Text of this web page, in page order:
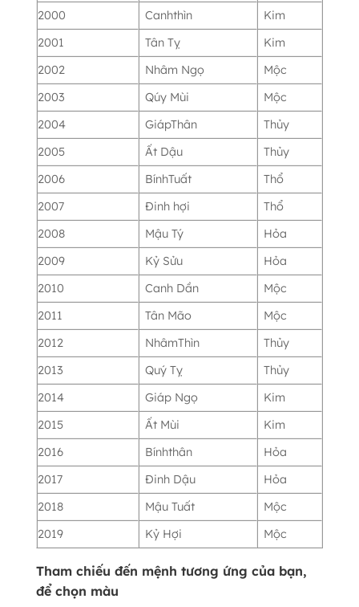
2000 Canhthìn
Kim
2001
Tân Tỵ
Kim
2002
Nhâm Ngọ
Mộc
2003
Qúy Mùi
Mộc
2004
GiápThân
Thủy
2005
Ất Dậu
Thủy
2006
BínhTuất
Thổ
2007
Đinh hợi
Thổ
2008
Mậu Tý
Hỏa
2009
Kỷ Sửu
Hỏa
2010
Canh Dần
Mộc
2011
Tân Mão
Mộc
2012
NhâmThìn
Thủy
2013
Quý Tỵ
Thủy
2014
Giáp Ngọ
Kim
2015
Ất Mùi
Kim
2016
Bínhthân
Hỏa
2017
Đinh Dậu
Hỏa
2018
Mậu Tuất
Mộc
2019
Kỷ Hợi Mộc
Tham chiếu đến mệnh tương ứng của bạn,
để chọn màu